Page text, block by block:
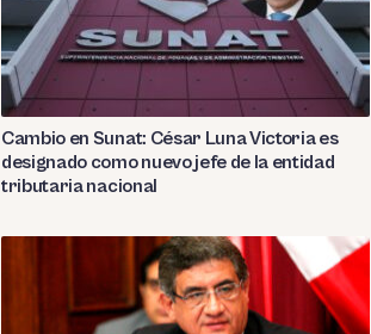
Cambio en Sunat: César Luna Victoria es
designado como nuevo jefe de la entidad
tributaria nacional